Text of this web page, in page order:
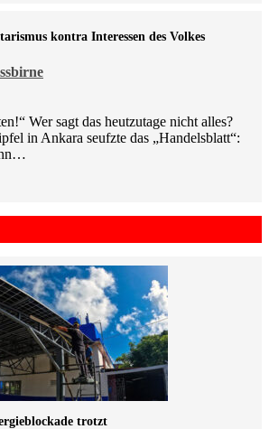
kontra Inte­ressen des Volkes
Wer sagt das heutzutage nicht alles?
in Ankara seufzte das „Handelsblatt“:
trotzt